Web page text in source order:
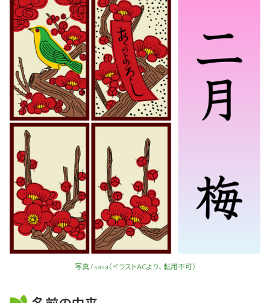
写真 / sasa（イラストACより、 転用不可）